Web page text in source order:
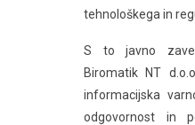
tehnološkega in
S to javno
Biromatik NT
informacijska
odgovornost in